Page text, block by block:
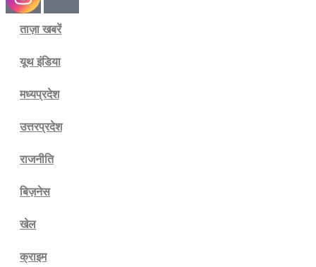
ताज़ा खबरें
यूथ इंडिया
मध्यप्रदेश
उत्तरप्रदेश
राजनीति
बिज़नेस
खेल
क्राइम